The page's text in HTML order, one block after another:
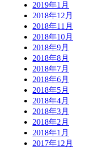
2019年1月
2018年12月
2018年11月
2018年10月
2018年9月
2018年8月
2018年7月
2018年6月
2018年5月
2018年4月
2018年3月
2018年2月
2018年1月
2017年12月